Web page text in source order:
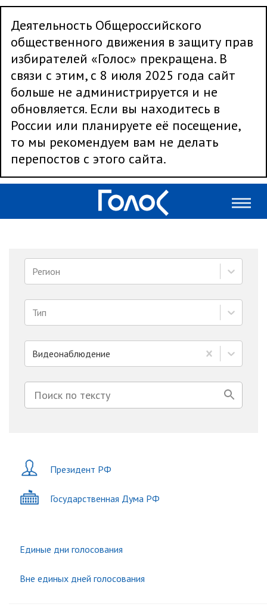
Деятельность Общероссийского
общественного движения в защиту прав
избирателей «Голос» прекращена. В
связи с этим, с 8 июля 2025 года сайт
больше не администрируется и не
обновляется. Если вы находитесь в
России или планируете её посещение,
то мы рекомендуем вам не делать
перепостов с этого сайта.
Регион
Тип
Видеонаблюдение
Президент РФ
Государственная Дума РФ
Единые дни голосования
Вне единых дней голосования